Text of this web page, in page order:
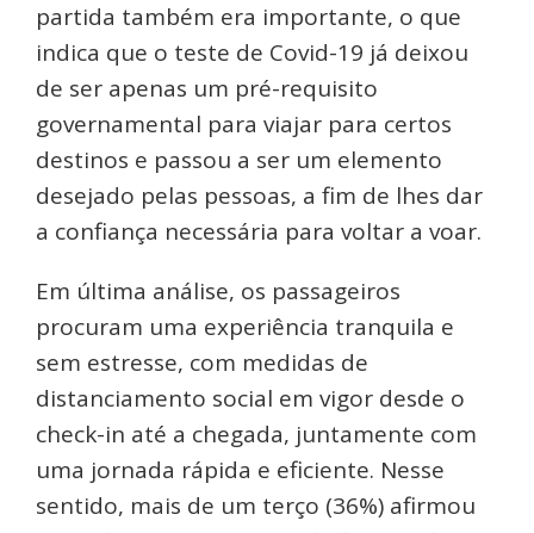
partida também era importante, o que
indica que o teste de Covid-19 já deixou
de ser apenas um pré-requisito
governamental para viajar para certos
destinos e passou a ser um elemento
desejado pelas pessoas, a fim de lhes dar
a confiança necessária para voltar a voar.
Em última análise, os passageiros
procuram uma experiência tranquila e
sem estresse, com medidas de
distanciamento social em vigor desde o
check-in até a chegada, juntamente com
uma jornada rápida e eficiente. Nesse
sentido, mais de um terço (36%) afirmou